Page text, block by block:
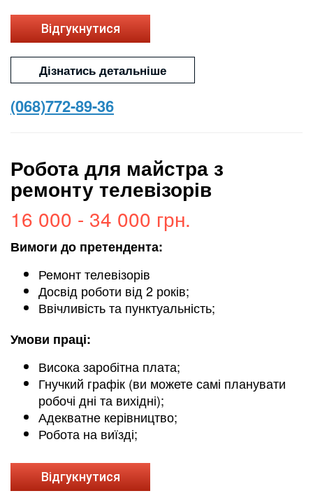
Відгукнутися
Дізнатись детальніше
(068)772-89-36
Робота для майстра з
ремонту телевізорів
16 000 - 34 000 грн.
Вимоги до претендента:
Ремонт телевізорів
Досвід роботи від 2 років;
Ввічливість та пунктуальність;
Умови праці:
Висока заробітна плата;
Гнучкий графік (ви можете самі планувати
робочі дні та вихідні);
Адекватне керівництво;
Робота на виїзді;
Відгукнутися